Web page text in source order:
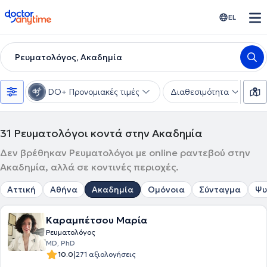
doctoranytime EL
Ρευματολόγος, Ακαδημία
DO+ Προνομιακές τιμές Διαθεσιμότητα
31 Ρευματολόγοι κοντά στην Ακαδημία
Δεν βρέθηκαν Ρευματολόγοι με online ραντεβού στην
Ακαδημία, αλλά σε κοντινές περιοχές.
Αττική Αθήνα Ακαδημία Ομόνοια Σύνταγμα
Καραμπέτσου Μαρία
Ρευματολόγος
MD, PhD
10.0|271 αξιολογήσεις